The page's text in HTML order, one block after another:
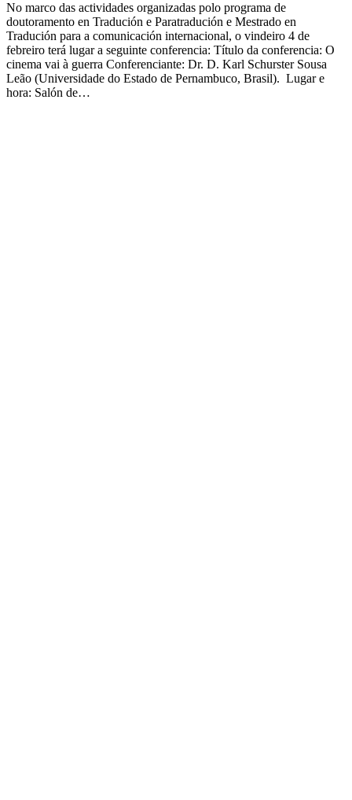
No marco das actividades organizadas polo programa de
doutoramento en Tradución e Paratradución e Mestrado en
Tradución para a comunicación internacional, o vindeiro 4 de
febreiro terá lugar a seguinte conferencia: Título da conferencia: O
cinema vai à guerra Conferenciante: Dr. D. Karl Schurster Sousa
Leão (Universidade do Estado de Pernambuco, Brasil). Lugar e
hora: Salón de…